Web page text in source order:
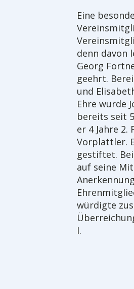
Eine
denn davon
Georg
geehrt.
und
Ehre wurde
bereits seit
er 4 Jahre 2.
Vorplattler.
gestiftet.
auf seine
würdigte
I.